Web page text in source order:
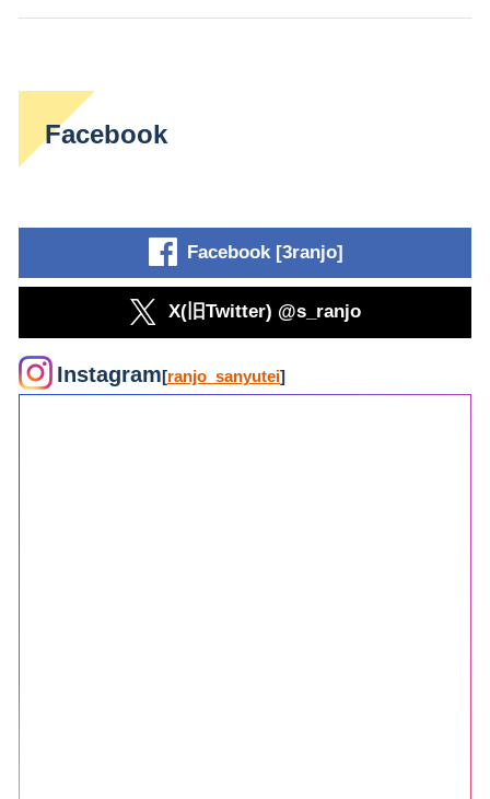
Facebook
Facebook [3ranjo]
X(旧Twitter) @s_ranjo
Instagram[ranjo_sanyutei]